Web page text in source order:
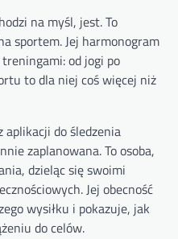
na myśl, jest. To
sportem. Jej harmonogram
od jogi po
to dla niej coś więcej niż
aplikacji do śledzenia
zaplanowana. To osoba,
dzieląc się swoimi
Jej obecność
wysiłku i pokazuje, jak
do celów.